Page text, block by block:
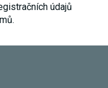
údajů